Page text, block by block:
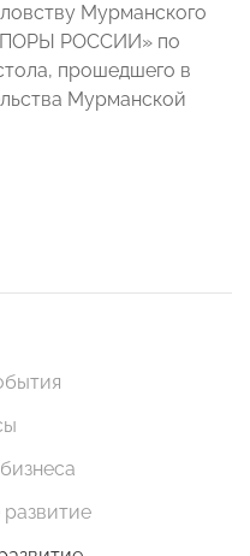
Мурманского
РОССИИ» по
прошедшего в
Мурманской
развитие